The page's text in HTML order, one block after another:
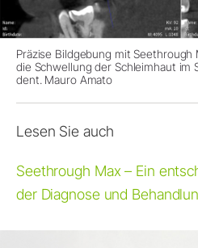
Präzise Bildgebung mit Seethrough
die Schwellung der Schleimhaut im
dent. Mauro Amato
Lesen Sie auch
Seethrough Max – Ein
der Diagnose und